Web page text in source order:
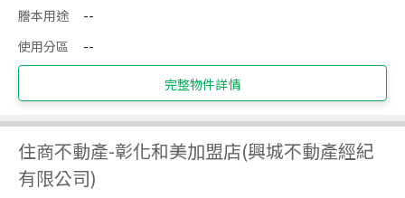
謄本用途
--
使用分區
--
完整物件詳情
住商不動產-彰化和美加盟店(興城不動產經紀
有限公司)